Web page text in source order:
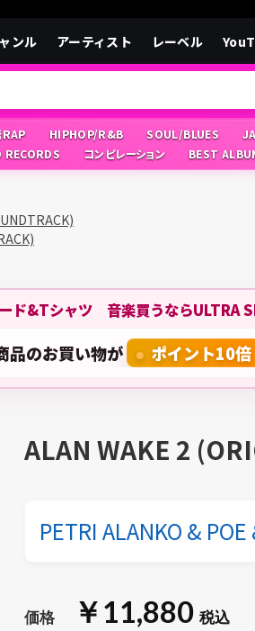
ンル アーティスト レーベル
RAP HIPHOP/R&B SOUL/BLUES
RECORDS コンピレーション BEST
ド&Tシャツ 音楽買うならULTRA
品のお買い物が ポイント10倍
ALAN WAKE 2
PETRI ALANKO &
￥11,880